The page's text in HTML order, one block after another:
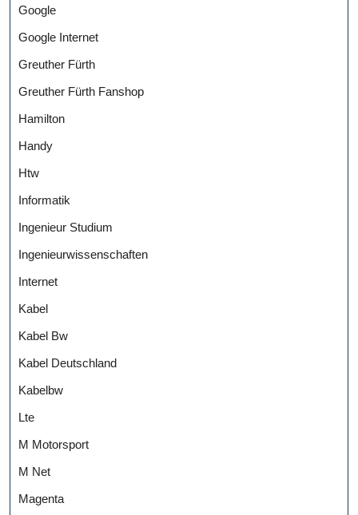
Google
Google Internet
Greuther Fürth
Greuther Fürth Fanshop
Hamilton
Handy
Htw
Informatik
Ingenieur Studium
Ingenieurwissenschaften
Internet
Kabel
Kabel Bw
Kabel Deutschland
Kabelbw
Lte
M Motorsport
M Net
Magenta